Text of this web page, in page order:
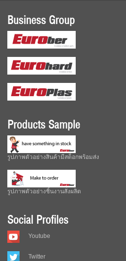
Business Group
Products Sample
รูปภาพตัวอย่างสินค้ามีสต็อกพร้อมส่ง
รูปภาพตัวอย่างชิ้นงานสั่งผลิต
Social Profiles
Youtube
Twitter